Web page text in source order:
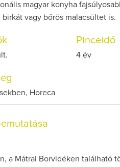
magyar konyha
vagy bőrös malacsültet is.
Pinceidő
4 év
Horeca
a Mátrai Borvidéken található